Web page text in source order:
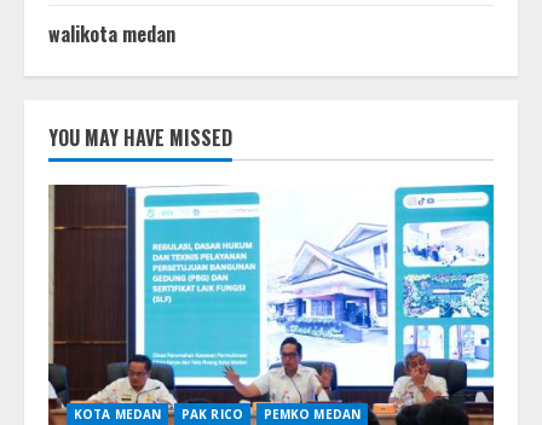
walikota medan
YOU MAY HAVE MISSED
KOTA MEDAN PAK RICO
PEMKO MEDAN